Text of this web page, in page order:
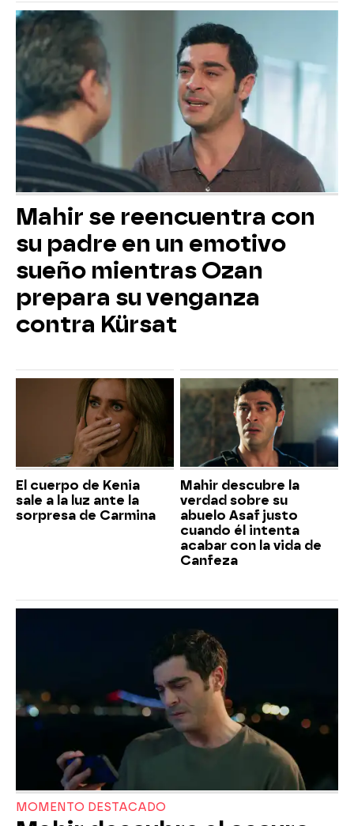
Mahir se reencuentra con
su padre en un emotivo
sueño mientras Ozan
prepara su venganza
contra Kürsat
El cuerpo de Kenia
sale a la luz ante la
sorpresa de Carmina
Mahir descubre la
verdad sobre su
abuelo Asaf justo
cuando él intenta
acabar con la vida de
Canfeza
MOMENTO DESTACADO